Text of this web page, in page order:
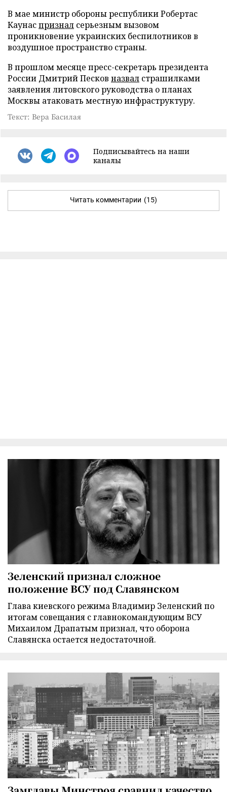
В мае министр обороны республики Робертас
Каунаспризнал серьезным вызовом
проникновение украинских беспилотников в
воздушное пространство страны.
В прошлом месяце пресс-секретарь президента
России Дмитрий Песков назвал страшилками
заявления литовского руководства о планах
Москвы атаковать местную инфраструктуру.
Текст: Вера Басилая
Подписывайтесь на наши
каналы
Читать комментарии (15)
Зеленский признал сложное
положение ВСУ под Славянском
Глава киевского режима Владимир Зеленский по
итогам совещания с главнокомандующим ВСУ
Михаилом Драпатым признал, что оборона
Славянска остается недостаточной.